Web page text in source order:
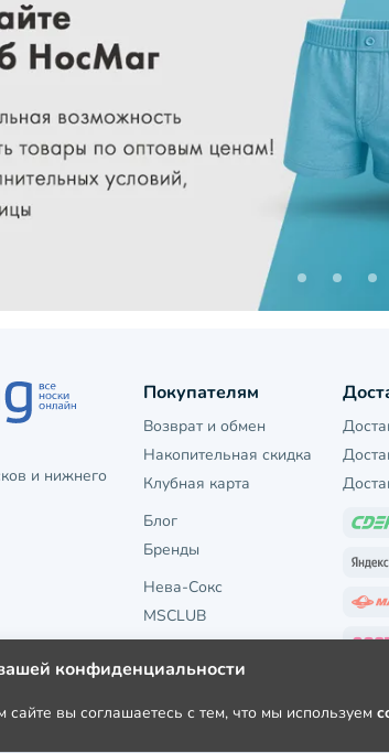
и нижнего
Покупателям
Возврат и обмен
Накопительная скидка
Клубная карта
Блог
Бренды
Нева-Сокс
MSCLUB
конфиденциальности
сайте вы соглашаетесь с тем, что мы используем